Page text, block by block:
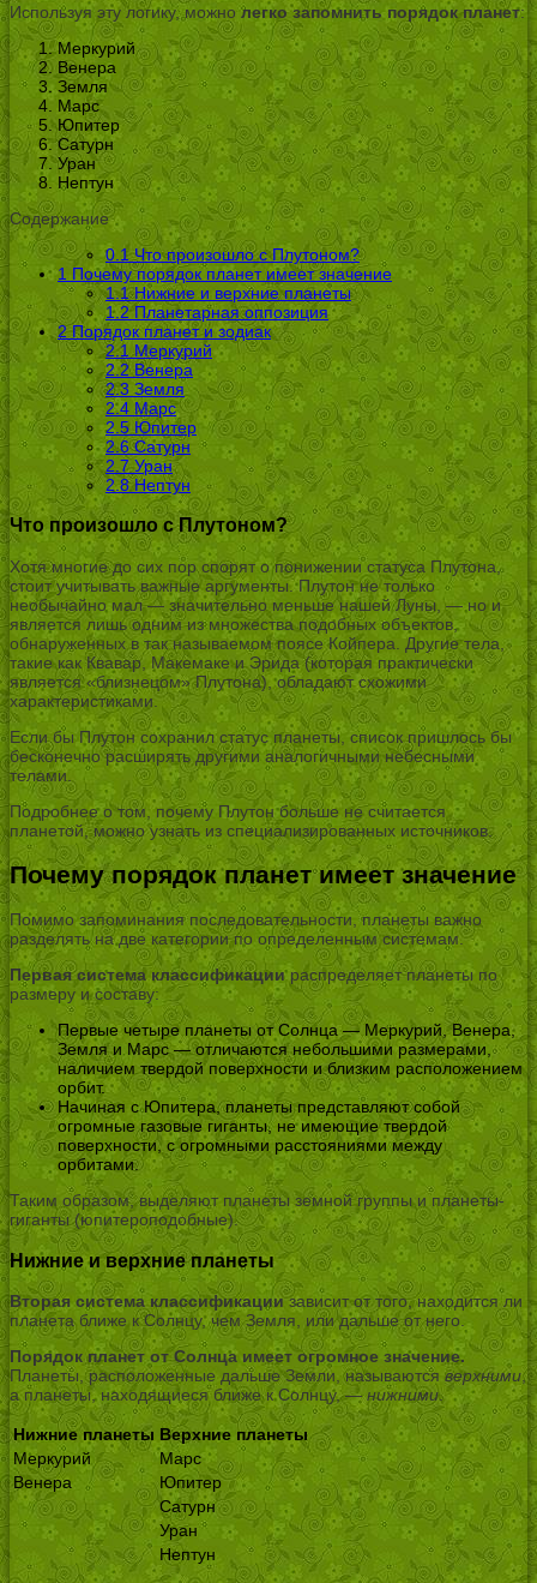
Используя эту логику, можнолегко запомнить порядок планет:
Меркурий
Венера
Земля
Марс
Юпитер
Сатурн
Уран
Нептун
Содержание
0.1Что произошло с Плутоном?
1 Почему порядок планет имеет значение
1.1Нижние и верхние планеты
1.2Планетарная оппозиция
2Порядок планет и зодиак
2.1 Меркурий
2.2Венера
2.3 Земля
2.4 Марс
2.5 Юпитер
2.6Сатурн
2.7Уран
2.8Нептун
Что произошло с Плутоном?
Хотя многие до сих пор спорят о понижении статуса Плутона,
стоит учитывать важные аргументы. Плутон не только
необычайно мал — значительно меньше нашей Луны, — но и
является лишь одним из множества подобных объектов,
обнаруженных в так называемом поясе Койпера. Другие тела,
такие как Квавар, Макемаке и Эрида (которая практически
является «близнецом» Плутона), обладают схожими
характеристиками.
Если бы Плутон сохранил статус планеты, список пришлось бы
бесконечно расширять другими аналогичными небесными
телами.
Подробнее о том, почему Плутон больше не считается
планетой, можно узнать из специализированных источников.
Почему порядок планет имеет значение
Помимо запоминания последовательности, планеты важно
разделять на две категории по определенным системам.
Первая система классификациираспределяет планеты по
размеру и составу:
Первые четыре планеты от Солнца — Меркурий, Венера,
Земля и Марс — отличаются небольшими размерами,
наличием твердой поверхности и близким расположением
орбит.
Начиная с Юпитера, планеты представляют собой
огромные газовые гиганты, не имеющие твердой
поверхности, с огромными расстояниями между
орбитами.
Таким образом, выделяют планеты земной группы и планеты-
гиганты (юпитероподобные).
Нижние и верхние планеты
Вторая система классификациизависит от того, находится ли
планета ближе к Солнцу, чем Земля, или дальше от него.
Порядок планет от Солнца имеет огромное значение.
Планеты, расположенные дальше Земли, называются верхними,
а планеты, находящиеся ближе к Солнцу, —нижними.
Нижние планеты Верхние планеты
Меркурий
Марс
Венера
Юпитер
Сатурн
Уран
Нептун